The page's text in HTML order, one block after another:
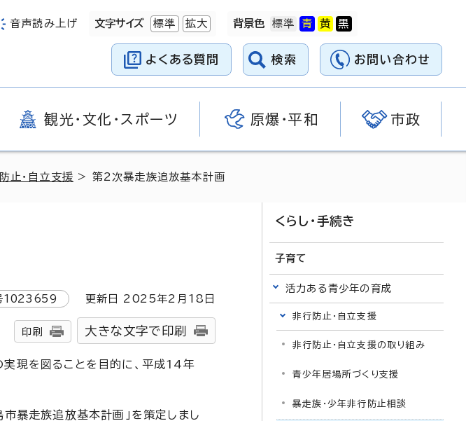
音声読み上げ 文字サイズ 標準 拡大 背景色
よくある質問 検索 お問い合わせ
観光・文化・スポーツ 原爆・平和 市政
止・自立支援 > 第2次暴走族追放基本計画
1023659 更新日 2025年2月 18 日
印刷 大きな文字で印刷
現を図ることを目的に、平成14年
暴走族追放基本計画」を策定しまし
くらし・手続き
子育て
活力ある青少年の育成
非行防止・自立支援
非行防止・自立支援の取り組み
青少年居場所づくり支援
暴走族・少年非行防止相談